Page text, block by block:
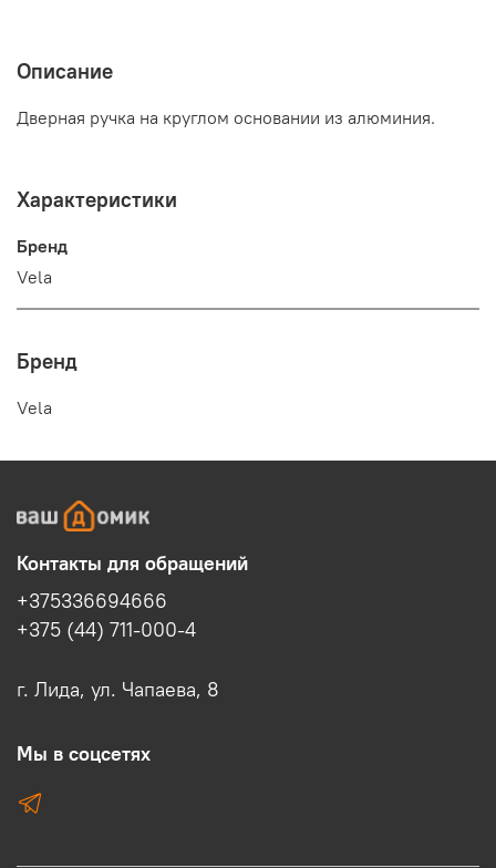
Описание
Дверная ручка на круглом основании из алюминия.
Характеристики
Бренд
Vela
Бренд
Vela
Контакты для обращений
+375336694666
+375 (44) 711-000-4
г. Лида, ул. Чапаева, 8
Мы в соцсетях